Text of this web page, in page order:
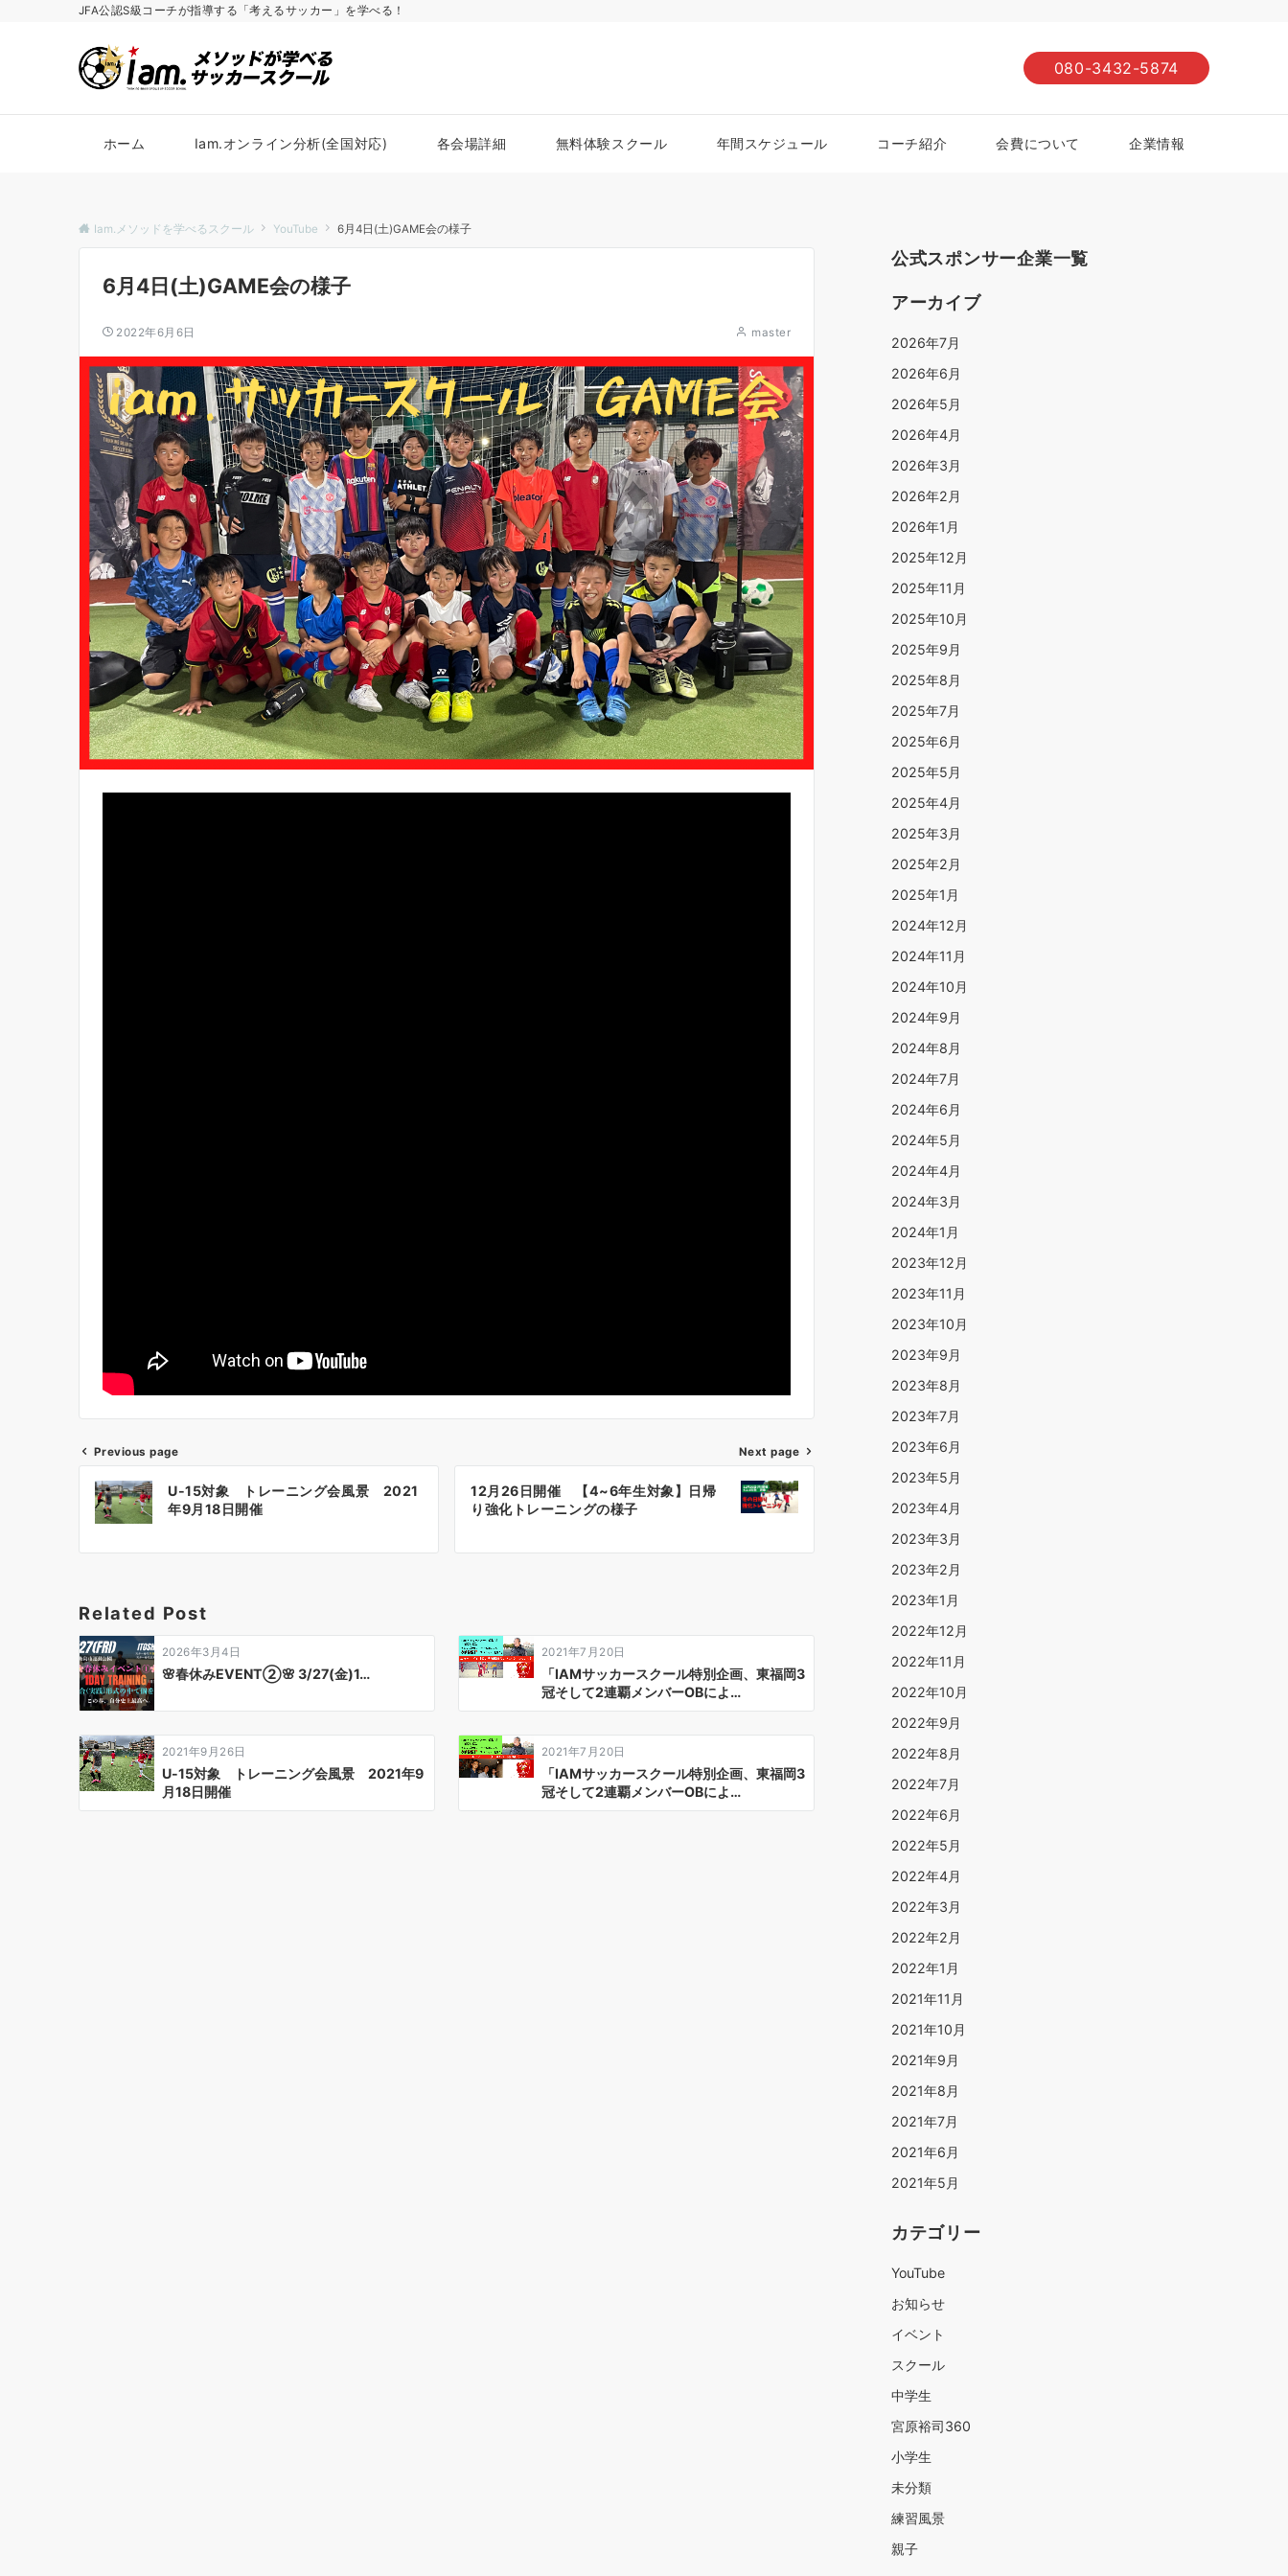
JFA公認S級コーチが指導する「考えるサッカー」を学べる！
080-3432-5874
ホーム Iam.オンライン分析(全国対応) 各会場詳細 無料体験スクール 年間スケジュール コーチ紹介 会費について 企業情報
Iam.メソッドを学べるスクール YouTube 6月4日(土)GAME会の様子
6月4日(土)GAME会の様子
2022年6月6日 master
投
稿
ゲ
ー
シ
ョ
ン
Previous page
U-15対象 トレーニング会風景 2021
年9月18日開催
Next page
12月26日開催 【4~6年生対象】日帰
り強化トレーニングの様子
Related Post
2026年3月4日
🌸春休みEVENT②🌸 3/27(金)1…
2021年7月20日
「IAMサッカースクール特別企画、東福岡3
冠そして2連覇メンバーOBによ…
2021年9月26日
U-15対象 トレーニング会風景 2021年9
月18日開催
2021年7月20日
「IAMサッカースクール特別企画、東福岡3
冠そして2連覇メンバーOBによ…
公式スポンサー企業一覧
アーカイブ
2026年7月
2026年6月
2026年5月
2026年4月
2026年3月
2026年2月
2026年1月
2025年12月
2025年11月
2025年10月
2025年9月
2025年8月
2025年7月
2025年6月
2025年5月
2025年4月
2025年3月
2025年2月
2025年1月
2024年12月
2024年11月
2024年10月
2024年9月
2024年8月
2024年7月
2024年6月
2024年5月
2024年4月
2024年3月
2024年1月
2023年12月
2023年11月
2023年10月
2023年9月
2023年8月
2023年7月
2023年6月
2023年5月
2023年4月
2023年3月
2023年2月
2023年1月
2022年12月
2022年11月
2022年10月
2022年9月
2022年8月
2022年7月
2022年6月
2022年5月
2022年4月
2022年3月
2022年2月
2022年1月
2021年11月
2021年10月
2021年9月
2021年8月
2021年7月
2021年6月
2021年5月
カテゴリー
YouTube
お知らせ
イベント
スクール
中学生
宮原裕司360
小学生
未分類
練習風景
親子